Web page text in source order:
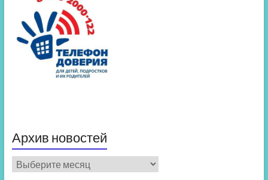
Архив новостей
Архив
новостей